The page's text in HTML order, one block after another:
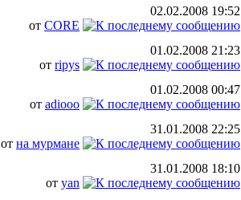
02.02.2008 19:52
от CORE
01.02.2008 21:23
от ripys
01.02.2008 00:47
от adiooo
31.01.2008 22:25
от на мурмане
31.01.2008 18:10
от yan